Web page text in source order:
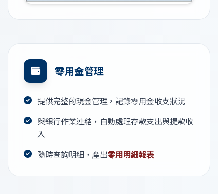
零用金管理
提供完整的現金管理，記錄零用金收支狀況
與銀行作業連結，自動處理存款支出與提款收
入
隨時查詢明細，產出零用明細報表